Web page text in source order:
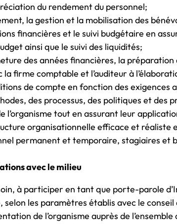
du rendement du personnel;
la gestion et la mobilisation des
financières et le suivi budgétaire en
ainsi que le suivi des liquidités;
des années financières, la préparation
firme comptable et l’auditeur à
de compte en fonction des exigences
des processus, des politiques et des
l’organisme tout en assurant leur
organisationnelle efficace et réaliste
permanent et temporaire, stagiaires et
avec le milieu
à participer en tant que porte-parole
selon les paramètres établis avec le conseil
de l’organisme auprès de